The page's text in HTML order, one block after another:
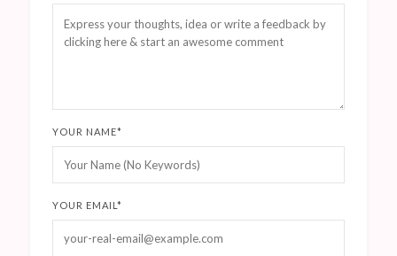
YOUR NAME*
YOUR EMAIL *